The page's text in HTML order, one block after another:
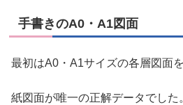
手書きのA0・A1図面
最初はA0・A1サイズの各層図面
紙図面が唯一の正解データでした